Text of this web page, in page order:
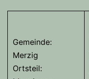
Gemeinde:
Merzig
Ortsteil: